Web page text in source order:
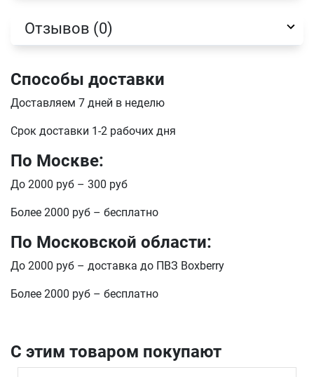
Отзывов (0)
Способы доставки
Доставляем 7 дней в неделю
Срок доставки 1-2 рабочих дня
По Москве:
До 2000 руб – 300 руб
Более 2000 руб – бесплатно
По Московской области:
До 2000 руб – доставка до ПВЗ Boxberry
Более 2000 руб – бесплатно
С этим товаром покупают
Продолжить покупки
Имя
Телефон
E-mail
отправить